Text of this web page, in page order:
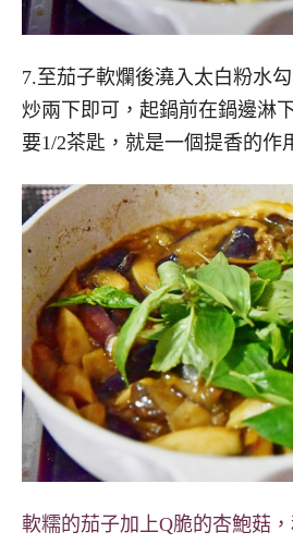
7.至茄子軟爛後澆入太白粉水
炒兩下即可，起鍋前在鍋邊淋
要1/2茶匙，就是一個提香的作
軟糯的茄子加上Q脆的杏鮑菇